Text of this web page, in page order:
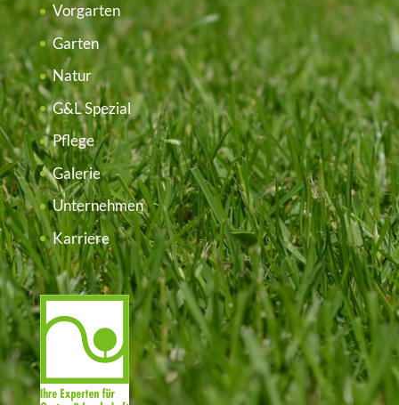
Vorgarten
Garten
Natur
G&L Spezial
Pflege
Galerie
Unternehmen
Karriere